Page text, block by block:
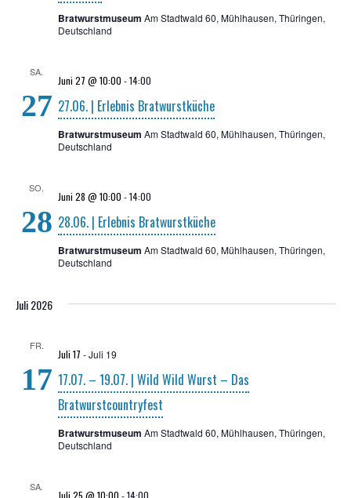
Bratwurstmuseum Am Stadtwald 60, Mühlhausen, Thüringen,
Deutschland
SA.
27 27.06. | Erleb­nis Bratwurstküche
Juni 27 @ 10:00 -14:00
Bratwurstmuseum Am Stadtwald 60, Mühlhausen, Thüringen,
Deutschland
SO.
28 28.06. | Erleb­nis Bratwurstküche
Juni 28 @ 10:00 -14:00
Bratwurstmuseum Am Stadtwald 60, Mühlhausen, Thüringen,
Deutschland
Juli 2026
FR.
17 17.07. – 19.07. | Wild Wild Wurst – Das
Bratwurstcountryfest
Juli 17 -Juli 19
Bratwurstmuseum Am Stadtwald 60, Mühlhausen, Thüringen,
Deutschland
SA.
Juli 25 @ 10:00 -14:00